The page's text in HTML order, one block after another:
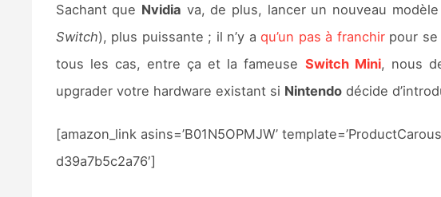
Sachant que Nvidia va, de plus, lancer un nouveau
Switch), plus puissante ; il n’y aqu’un pas à franchirpour se
tous les cas, entre ça et la fameuse Switch Mini, nous
upgrader votre hardware existant si Nintendodécide
[amazon_link asins=’B01N5OPMJW’
d39a7b5c2a76′]